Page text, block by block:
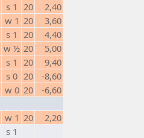
s 1 20
2,40
w 1 20
3,60
s 1 20
4,40
w ½ 20
5,00
s 1 20
9,40
s 0 20
-8,60
w 0 20
-6,60
w 1 20
2,20
s 1